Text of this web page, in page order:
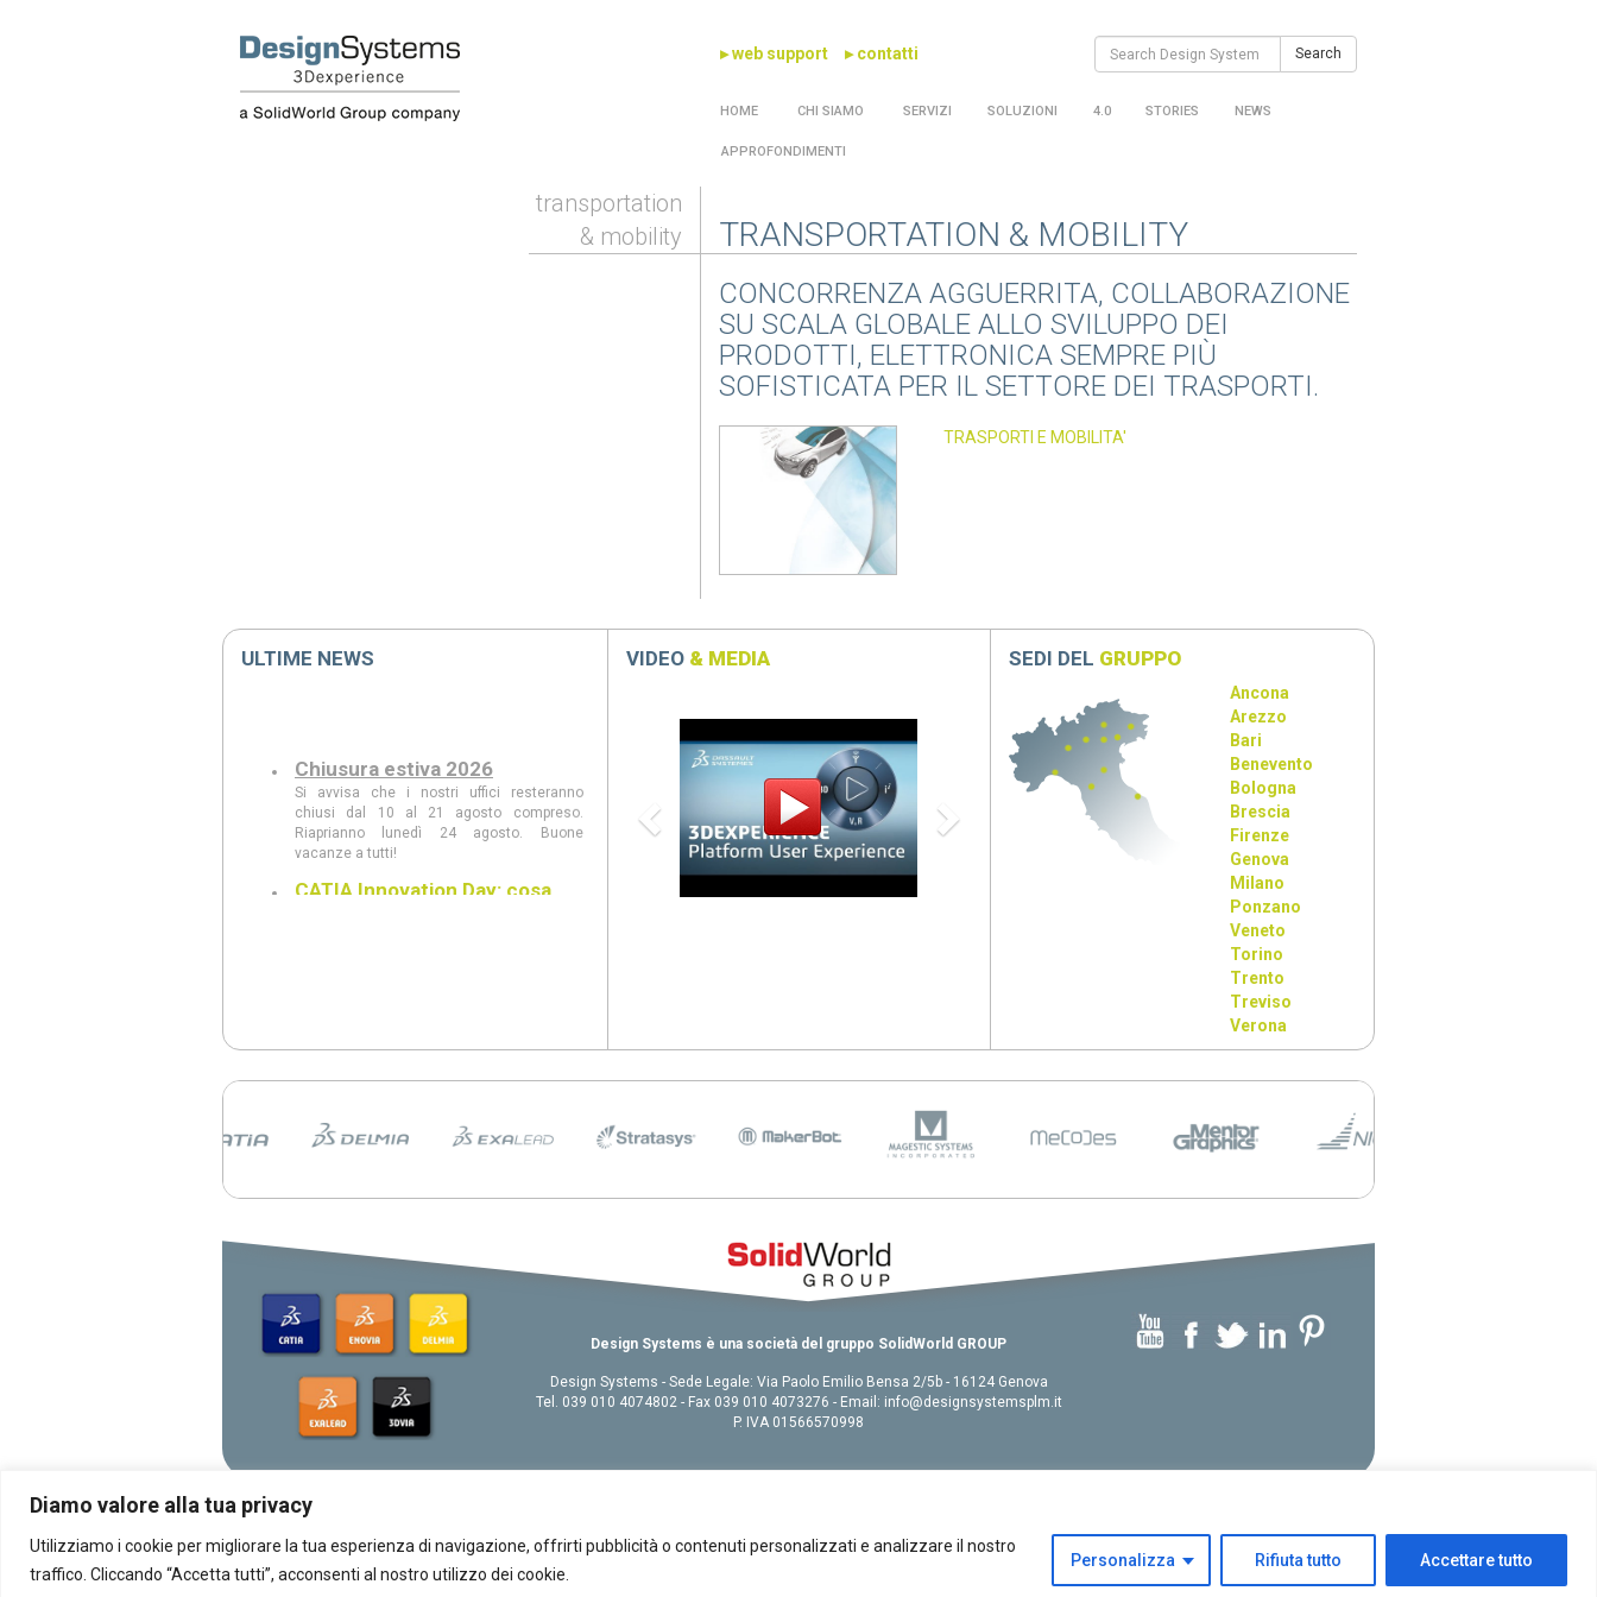
Diamo valore alla tua privacy
Utilizziamo i cookie per migliorare la tua esperienza di navigazione, offrirti pubblicità o contenuti personalizzati e analizzare il nostro
traffico. Cliccando “Accetta tutti”, acconsenti al nostro utilizzo dei cookie.
Personalizza Rifiuta tutto Accettare tutto
▸ web support ▸ contatti
Search
for:
Search
HOME CHI SIAMO SERVIZI SOLUZIONI 4.0 STORIES NEWS
APPROFONDIMENTI
transportation
& mobility
TRANSPORTATION & MOBILITY
CONCORRENZA AGGUERRITA, COLLABORAZIONE
SU SCALA GLOBALE ALLO SVILUPPO DEI
PRODOTTI, ELETTRONICA SEMPRE PIÙ
SOFISTICATA PER IL SETTORE DEI TRASPORTI.
TRASPORTI E MOBILITA'
ULTIME NEWS
Chiusura estiva 2026
Si avvisa che i nostri uffici resteranno
chiusi dal 10 al 21 agosto compreso.
Riaprianno lunedì 24 agosto. Buone
vacanze a tutti!
CATIA Innovation Day: cosa
CATIA Innovation Day 11
giugno a Milano
AI, 3DEXPERIENCE e MBSE stanno
rivoluzionando progettazione e sviluppo
tutte le differenze che devi
scopri le differenze tra CATIA R2026 e
CATIA R2025
Dassault Systèmes, Apple e
NVIDIA: una partnership
strategica
La collaborazione tra Dassault Systèmes,
VIDEO & MEDIA
Previous
SEDI DEL GRUPPO
Ancona
Arezzo
Bari
Benevento
Bologna
Brescia
Firenze
Genova
Milano
Ponzano
Veneto
Torino
Trento
Treviso
Verona
Design Systems è una società del gruppo SolidWorld GROUP
Design Systems - Sede Legale: Via Paolo Emilio Bensa 2/5b - 16124 Genova
Tel. 039 010 4074802 - Fax 039 010 4073276 - Email: info@designsystemsplm.it
P. IVA 01566570998
Copyright 2015 © Design Systems. All rights reserved.